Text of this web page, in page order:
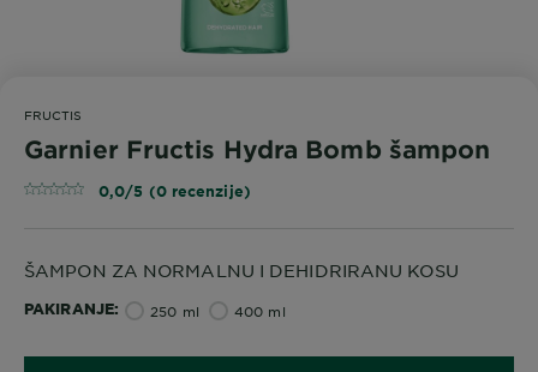
FRUCTIS
Garnier Fructis Hydra Bomb šampon
0,0/5 (0 recenzije)
ŠAMPON ZA NORMALNU I DEHIDRIRANU KOSU
PAKIRANJE 250 ml 400 ml